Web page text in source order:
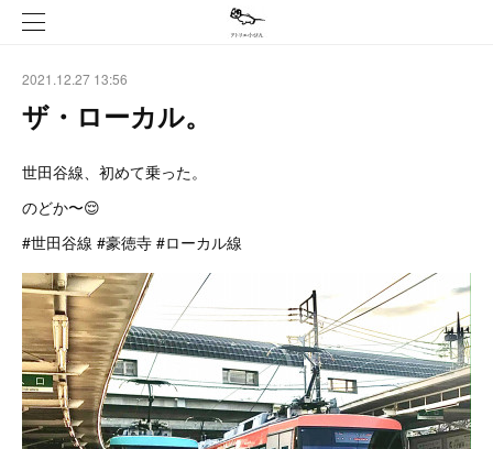
2021.12.27 13:56
ザ・ローカル。
世田谷線、初めて乗った。
のどか〜😌
#世田谷線 #豪徳寺 #ローカル線